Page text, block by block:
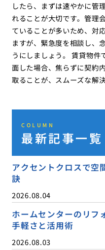
したら、まずは速やかに管
れることが大切です。管理
ていることが多いため、対
ますが、緊急度を相談し、
うにしましょう。 賃貸物
面した場合、焦らずに契約
取ることが、スムーズな解
COLUMN
最新記事一覧
アクセントクロスで空
訣
2026.08.04
ホームセンターのリフ
手軽さと活用術
2026.08.03